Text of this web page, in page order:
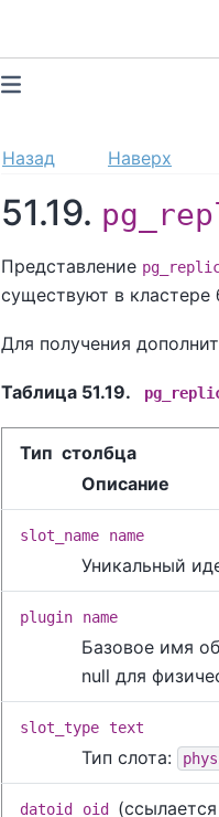
Назад Наверх
51.19.
Представление
существуют в
Для получения
Таблица 51.19.
Тип столбца
Описание
slot_name name
Уникальный
plugin name
Базовое имя
null для
slot_type text
Тип слота:
datoid oid